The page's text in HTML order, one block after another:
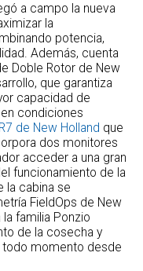
a campo la nueva
la
potencia,
Además, cuenta
Doble Rotor de New
que garantiza
capacidad de
condiciones
de New Holland que
dos monitores
acceder a una gran
funcionamiento de la
la cabina se
FieldOps de New
familia Ponzio
de la cosecha y
todo momento desde